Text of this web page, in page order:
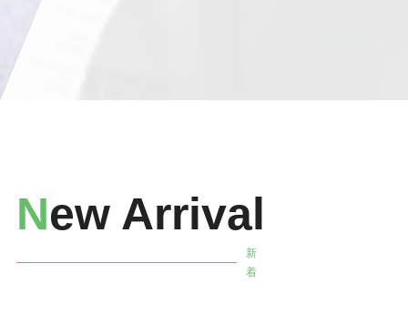
New Arrival
新
着